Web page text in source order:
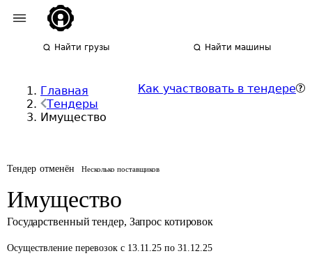
Найти грузы Найти машины
Главная
Тендеры
Имущество
Как участвовать в тендере
Тендер отменён Несколько поставщиков
Имущество
Государственный тендер, Запрос котировок
Осуществление перевозок с 13.11.25 по 31.12.25